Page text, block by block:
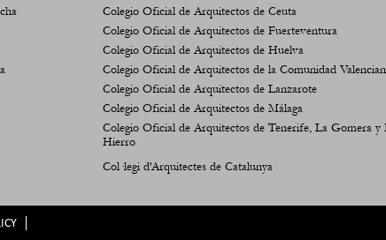
Colegio Oficial de Arquitectos de Ceuta
Colegio Oficial de Arquitectos de Fuerteventura
Colegio Oficial de Arquitectos de Huelva
Colegio Oficial de Arquitectos de la Comunidad
Colegio Oficial de Arquitectos de Lanzarote
Colegio Oficial de Arquitectos de Málaga
Colegio Oficial de Arquitectos de Tenerife, La Gomera y
Hierro
Col·legi d'Arquitectes de Catalunya